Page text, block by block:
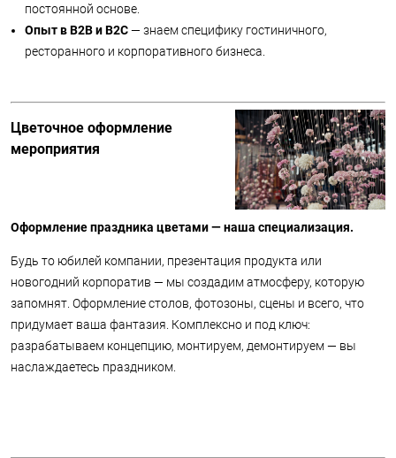
постоянной основе.
Опыт в B2B и B2C— знаем специфику гостиничного,
ресторанного и корпоративного бизнеса.
Цветочное оформление
мероприятия
Оформление праздника цветами — наша специализация.
Будь то юбилей компании, презентация продукта или
новогодний корпоратив — мы создадим атмосферу, которую
запомнят. Оформление столов, фотозоны, сцены и всего, что
придумает ваша фантазия. Комплексно и под ключ:
разрабатываем концепцию, монтируем, демонтируем — вы
наслаждаетесь праздником.